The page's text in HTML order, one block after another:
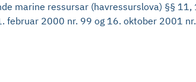
marine ressursar (havressurslova) §§ 11,
februar 2000 nr. 99 og 16. oktober 2001